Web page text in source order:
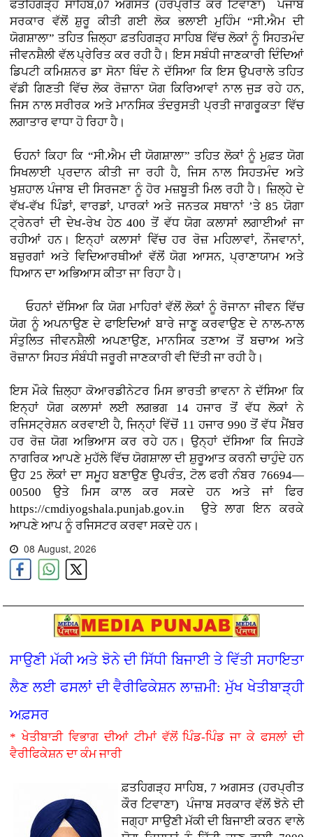
ਫਤਹਿਗੜ੍ਹ ਸਾਹਿਬ,07 ਅਗਸਤ (ਹਰਪ੍ਰੀਤ ਕੌਰ ਟਿਵਾਣਾ)
ਪੰਜਾਬ
ਸਰਕਾਰ ਵੱਲੋਂ ਸ਼ੁਰੂ ਕੀਤੀ ਗਈ ਲੋਕ ਭਲਾਈ ਮੁਹਿੰਮ “ਸੀ.ਐਮ ਦੀ
ਯੋਗਸ਼ਾਲਾ” ਤਹਿਤ ਜ਼ਿਲ੍ਹਾ ਫ਼ਤਹਿਗੜ੍ਹ ਸਾਹਿਬ ਵਿੱਚ ਲੋਕਾਂ ਨੂੰ ਸਿਹਤਮੰਦ
ਜੀਵਨਸ਼ੈਲੀ ਵੱਲ ਪ੍ਰੇਰਿਤ ਕਰ ਰਹੀ ਹੈ। ਇਸ ਸਬੰਧੀ ਜਾਣਕਾਰੀ ਦਿੰਦਿਆਂ
ਡਿਪਟੀ ਕਮਿਸ਼ਨਰ ਡਾ ਸੋਨਾ ਥਿੰਦ ਨੇ ਦੱਸਿਆ ਕਿ ਇਸ ਉਪਰਾਲੇ ਤਹਿਤ
ਵੱਡੀ ਗਿਣਤੀ ਵਿੱਚ ਲੋਕ ਰੋਜ਼ਾਨਾ ਯੋਗ ਕਿਰਿਆਵਾਂ ਨਾਲ ਜੁੜ ਰਹੇ ਹਨ,
ਜਿਸ ਨਾਲ ਸਰੀਰਕ ਅਤੇ ਮਾਨਸਿਕ ਤੰਦਰੁਸਤੀ ਪ੍ਰਤੀ ਜਾਗਰੂਕਤਾ ਵਿੱਚ
ਲਗਾਤਾਰ ਵਾਧਾ ਹੋ ਰਿਹਾ ਹੈ।
ਓਹਨਾਂ ਕਿਹਾ ਕਿ “ਸੀ.ਐਮ ਦੀ ਯੋਗਸ਼ਾਲਾ” ਤਹਿਤ ਲੋਕਾਂ ਨੂੰ ਮੁਫ਼ਤ ਯੋਗ
ਸਿਖਲਾਈ ਪ੍ਰਦਾਨ ਕੀਤੀ ਜਾ ਰਹੀ ਹੈ, ਜਿਸ ਨਾਲ ਸਿਹਤਮੰਦ ਅਤੇ
ਖੁਸ਼ਹਾਲ ਪੰਜਾਬ ਦੀ ਸਿਰਜਣਾ ਨੂੰ ਹੋਰ ਮਜ਼ਬੂਤੀ ਮਿਲ ਰਹੀ ਹੈ। ਜ਼ਿਲ੍ਹੇ ਦੇ
ਵੱਖ-ਵੱਖ ਪਿੰਡਾਂ, ਵਾਰਡਾਂ, ਪਾਰਕਾਂ ਅਤੇ ਜਨਤਕ ਸਥਾਨਾਂ ’ਤੇ 85 ਯੋਗਾ
ਟ੍ਰੇਨਰਾਂ ਦੀ ਦੇਖ-ਰੇਖ ਹੇਠ 400 ਤੋਂ ਵੱਧ ਯੋਗ ਕਲਾਸਾਂ ਲਗਾਈਆਂ ਜਾ
ਰਹੀਆਂ ਹਨ। ਇਨ੍ਹਾਂ ਕਲਾਸਾਂ ਵਿੱਚ ਹਰ ਰੋਜ਼ ਮਹਿਲਾਵਾਂ, ਨੌਜਵਾਨਾਂ,
ਬਜ਼ੁਰਗਾਂ ਅਤੇ ਵਿਦਿਆਰਥੀਆਂ ਵੱਲੋਂ ਯੋਗ ਆਸਨ, ਪ੍ਰਾਣਾਯਾਮ ਅਤੇ
ਧਿਆਨ ਦਾ ਅਭਿਆਸ ਕੀਤਾ ਜਾ ਰਿਹਾ ਹੈ।
ਓਹਨਾਂ ਦੱਸਿਆ ਕਿ ਯੋਗ ਮਾਹਿਰਾਂ ਵੱਲੋਂ ਲੋਕਾਂ ਨੂੰ ਰੋਜਾਨਾ ਜੀਵਨ ਵਿੱਚ
ਯੋਗ ਨੂੰ ਅਪਨਾਉਣ ਦੇ ਫਾਇਦਿਆਂ ਬਾਰੇ ਜਾਣੂ ਕਰਵਾਉਣ ਦੇ ਨਾਲ-ਨਾਲ
ਸੰਤੁਲਿਤ ਜੀਵਨਸ਼ੈਲੀ ਅਪਣਾਉਣ, ਮਾਨਸਿਕ ਤਣਾਅ ਤੋਂ ਬਚਾਅ ਅਤੇ
ਰੋਜ਼ਾਨਾ ਸਿਹਤ ਸੰਬੰਧੀ ਜਰੂਰੀ ਜਾਣਕਾਰੀ ਵੀ ਦਿੱਤੀ ਜਾ ਰਹੀ ਹੈ।
ਇਸ ਮੌਕੇ ਜ਼ਿਲ੍ਹਾ ਕੋਆਰਡੀਨੇਟਰ ਮਿਸ ਭਾਰਤੀ ਭਾਵਨਾ ਨੇ ਦੱਸਿਆ ਕਿ
ਇਨ੍ਹਾਂ ਯੋਗ ਕਲਾਸਾਂ ਲਈ ਲਗਭਗ 14 ਹਜਾਰ ਤੋਂ ਵੱਧ ਲੋਕਾਂ ਨੇ
ਰਜਿਸਟ੍ਰੇਸ਼ਨ ਕਰਵਾਈ ਹੈ, ਜਿਨ੍ਹਾਂ ਵਿੱਚੋਂ 11 ਹਜਾਰ 990 ਤੋਂ ਵੱਧ ਮੈਂਬਰ
ਹਰ ਰੋਜ਼ ਯੋਗ ਅਭਿਆਸ ਕਰ ਰਹੇ ਹਨ। ਉਨ੍ਹਾਂ ਦੱਸਿਆ ਕਿ ਜਿਹੜੇ
ਨਾਗਰਿਕ ਆਪਣੇ ਮੁਹੱਲੇ ਵਿੱਚ ਯੋਗਸ਼ਾਲਾ ਦੀ ਸ਼ੁਰੂਆਤ ਕਰਨੀ ਚਾਹੁੰਦੇ ਹਨ
ਉਹ 25 ਲੋਕਾਂ ਦਾ ਸਮੂਹ ਬਣਾਉਣ ਉਪਰੰਤ, ਟੋਲ ਫਰੀ ਨੰਬਰ 76694—
00500 ਉਤੇ ਮਿਸ ਕਾਲ ਕਰ ਸਕਦੇ ਹਨ ਅਤੇ ਜਾਂ ਫਿਰ
https://cmdiyogshala.punjab.gov.in ਉਤੇ ਲਾਗ ਇਨ ਕਰਕੇ
ਆਪਣੇ ਆਪ ਨੂੰ ਰਜਿਸਟਰ ਕਰਵਾ ਸਕਦੇ ਹਨ।
08 August, 2026
ਸਾਉਣੀ ਮੱਕੀ ਅਤੇ ਝੋਨੇ ਦੀ ਸਿੱਧੀ ਬਿਜਾਈ ਤੇ ਵਿੱਤੀ ਸਹਾਇਤਾ
ਲੈਣ ਲਈ ਫਸਲਾਂ ਦੀ ਵੈਰੀਫਿਕੇਸ਼ਨ ਲਾਜ਼ਮੀ: ਮੁੱਖ ਖੇਤੀਬਾੜ੍ਹੀ
ਅਫ਼ਸਰ
* ਖੇਤੀਬਾੜੀ ਵਿਭਾਗ ਦੀਆਂ ਟੀਮਾਂ ਵੱਲੋਂ ਪਿੰਡ-ਪਿੰਡ ਜਾ ਕੇ ਫਸਲਾਂ ਦੀ
ਵੈਰੀਫਿਕੇਸ਼ਨ ਦਾ ਕੰਮ ਜਾਰੀ
ਫ਼ਤਹਿਗੜ੍ਹ ਸਾਹਿਬ, 7 ਅਗਸਤ (ਹਰਪ੍ਰੀਤ
ਕੌਰ ਟਿਵਾਣਾ) ਪੰਜਾਬ ਸਰਕਾਰ ਵੱਲੋਂ ਝੋਨੇ ਦੀ
ਜਗ੍ਹਾ ਸਾਉਣੀ ਮੱਕੀ ਦੀ ਬਿਜਾਈ ਕਰਨ ਵਾਲੇ